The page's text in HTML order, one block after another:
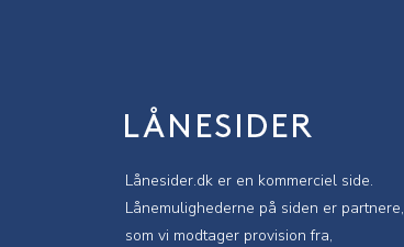
Lånesider.dk er en kommerciel side.
Lånemulighederne på siden er partnere,
som vi modtager provision fra,